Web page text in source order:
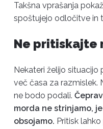
Takšna vprašanja
spoštujejo odločitve in
Ne pritiskajte
Nekateri želijo situacijo
več časa za razmislek.
ne bodo podali.
morda ne strinjamo,
obsojamo. Pritisk